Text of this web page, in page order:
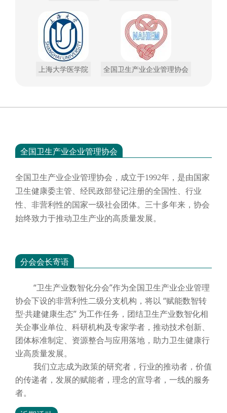
上海大学医学院 全国卫生产业企业管理协会
全国卫生产业企业管理协会
全国卫生产业企业管理协会，成立于1992年，是由国家
卫生健康委主管、经民政部登记注册的全国性、行业
性、非营利性的国家一级社会团体。三十多年来，协会
始终致力于推动卫生产业的高质量发展。
分会会长寄语
“卫生产业数智化分会”作为全国卫生产业企业管理
协会下设的非营利性二级分支机构，将以 “赋能数智转
型·共建健康生态” 为工作任务，团结卫生产业数智化相
关企事业单位、科研机构及专家学者，推动技术创新、
团体标准制定、资源整合与应用落地，助力卫生健康行
业高质量发展。
我们立志成为政策的研究者，行业的推动者，价值
的传递者，发展的赋能者，理念的宣导者，一线的服务
者。